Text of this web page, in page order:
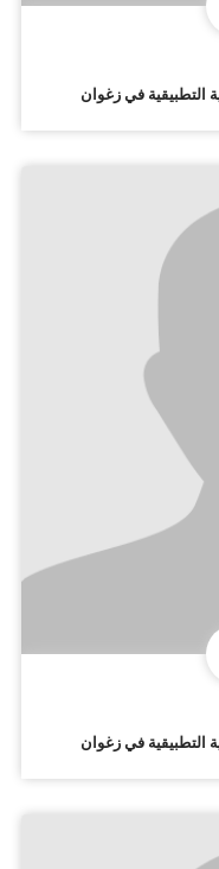
التطبيقية في زغوان
التطبيقية في زغوان